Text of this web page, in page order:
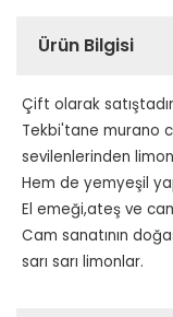
Ürün Bilgisi
Çift olarak
Tekbi'tane murano
sevilenlerinden
Hem de yemyeşil
El emeği,ateş ve
Cam sanatının
sarı sarı limonlar.